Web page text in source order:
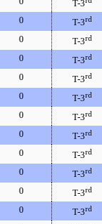
T-3
0 T-3rd
0 T-3rd
0 T-3rd
0 T-3rd
0 T-3rd
0 T-3rd
0 T-3rd
0 T-3rd
0 T-3rd
0 T-3rd
0 T-3rd